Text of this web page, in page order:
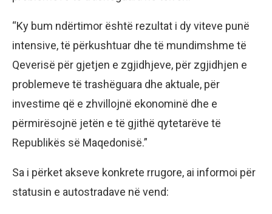
“Ky bum ndërtimor është rezultat i dy viteve punë
intensive, të përkushtuar dhe të mundimshme të
Qeverisë për gjetjen e zgjidhjeve, për zgjidhjen e
problemeve të trashëguara dhe aktuale, për
investime që e zhvillojnë ekonominë dhe e
përmirësojnë jetën e të gjithë qytetarëve të
Republikës së Maqedonisë.”
Sa i përket akseve konkrete rrugore, ai informoi për
statusin e autostradave në vend: